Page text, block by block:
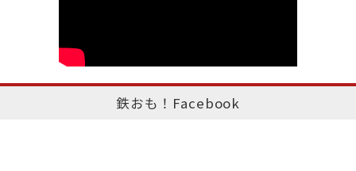
鉄おも！Facebook